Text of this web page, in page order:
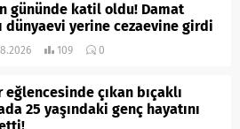
gününde katil oldu! Damat
dünyaevi yerine cezaevine girdi
109 0
eğlencesinde çıkan bıçaklı
25 yaşındaki genç hayatını